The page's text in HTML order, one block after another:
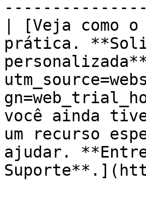
| [Veja como
prática.
você ainda
um recurso
ajudar. **Entre